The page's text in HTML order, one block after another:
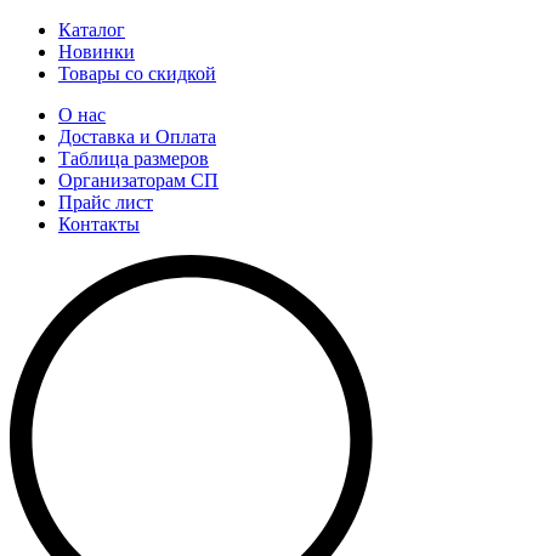
Каталог
Новинки
Товары со скидкой
О нас
Доставка и Оплата
Таблица размеров
Организаторам СП
Прайс лист
Контакты